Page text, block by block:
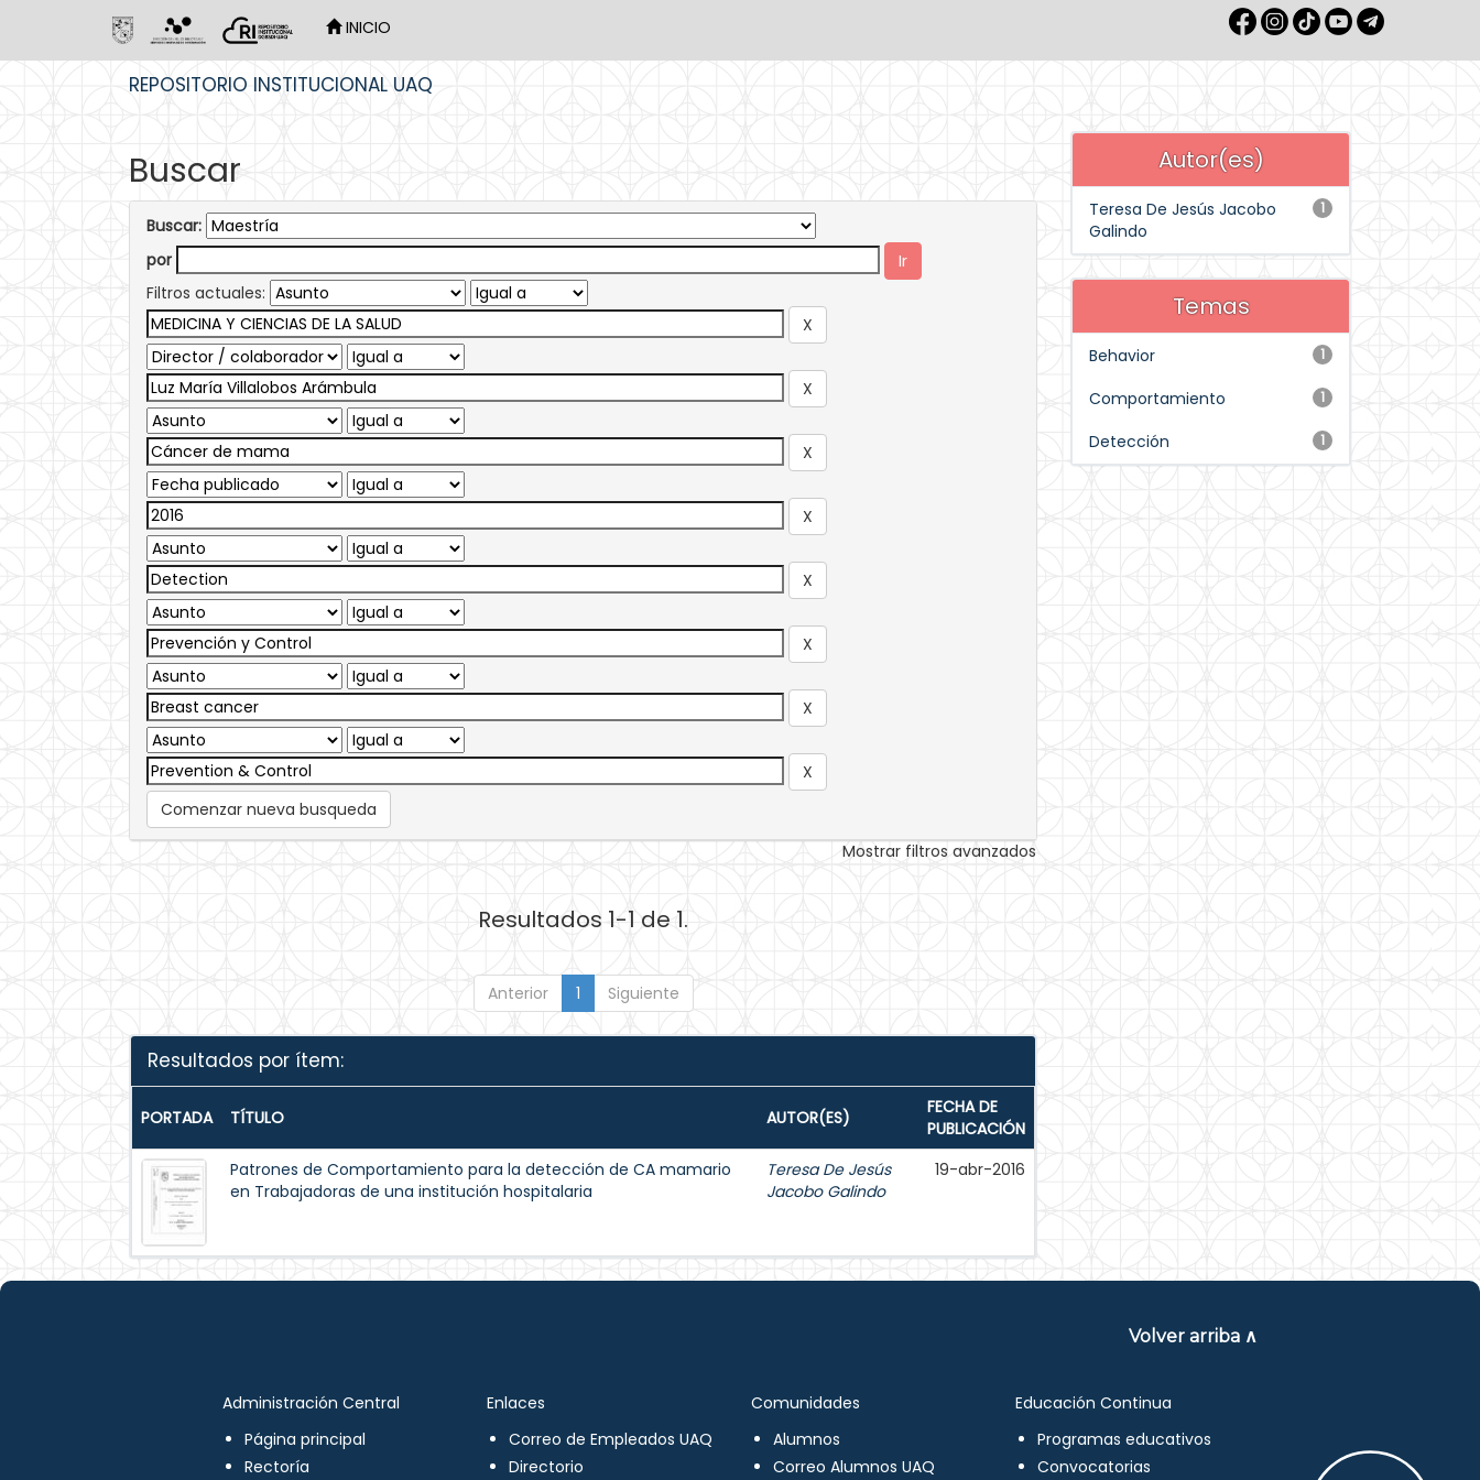
INICIO
REPOSITORIO INSTITUCIONAL UAQ
Buscar
Buscar:
por
Filtros actuales:
Comenzar nueva busqueda
Mostrar filtros avanzados
Resultados 1-1 de 1.
Anterior 1 Siguiente
Resultados por ítem:
PORTADA TÍTULO AUTOR(ES)
FECHA DE
PUBLICACIÓN
Patrones de Comportamiento para la detección de CA mamario
en Trabajadoras de una institución hospitalaria
Teresa De Jesús
Jacobo Galindo
19-abr-2016
Autor(es)
1
Teresa De Jesús Jacobo
Galindo
Temas
1
Behavior
1
Comportamiento
1
Detección
Volver arriba ∧
Administración Central
Página principal
Rectoría
Enlaces
Correo de Empleados UAQ
Directorio
Comunidades
Alumnos
Correo Alumnos UAQ
Educación Continua
Programas educativos
Convocatorias